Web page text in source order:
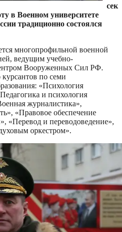
сек
в Военном университете
традиционно состоялся
многопрофильной военной
ведущим учебно-
Вооруженных Сил РФ.
по семи
«Психология
и психология
журналистика»,
«Правовое обеспечение
«Перевод и переводоведение»,
оркестром».